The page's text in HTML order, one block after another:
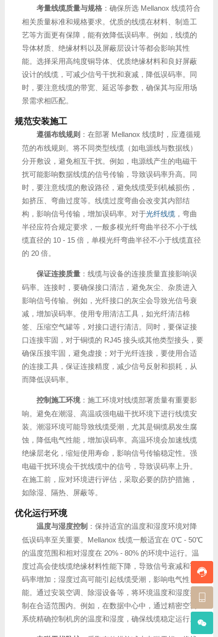
考量线缆质量与规格 ：确保所选 Mellanox 线缆符合
相关质量标准和规格要求。优质的线缆在材料、制造工
艺等方面更有保障，能有效降低误码率。例如，线缆的
导体材质、绝缘材料以及屏蔽层设计等都会影响其性
能。选择采用高纯度铜导体、优质绝缘材料和良好屏蔽
设计的线缆，可减少信号干扰和衰减，降低误码率。同
时，要注意线缆的带宽、延迟等参数，确保其与应用场
景需求相匹配。
规范安装施工
遵循布线规则 ：在部署 Mellanox 线缆时，应遵循规
范的布线规则。将不同类型线缆（如电源线与数据线）
分开敷设，避免相互干扰。例如，电源线产生的电磁干
扰可能影响数据线缆的信号传输，导致误码率升高。同
时，要注意线缆的敷设路径，避免线缆受到机械损伤，
如挤压、弯曲过度等。线缆过度弯曲会改变其内部结
构，影响信号传输，增加误码率。对于光纤线缆 ，弯曲
半径应符合规定要求，一般多模光纤弯曲半径不小于线
缆直径的 10 - 15 倍，单模光纤弯曲半径不小于线缆直径
的 20 倍。
保证连接质量 ：线缆与设备的连接质量直接影响误
码率。连接时，要确保接口清洁，避免灰尘、杂质进入
影响信号传输。例如，光纤接口的灰尘会导致光信号衰
减，增加误码率。使用专用清洁工具，如光纤清洁棉
签、压缩空气罐等，对接口进行清洁。同时，要保证接
口连接牢固，对于铜缆的 RJ45 接头或其他类型接头，要
确保压接牢固，避免虚接；对于光纤连接，要使用合适
的连接工具，保证连接精度，减少信号反射和损耗，从
而降低误码率。
控制施工环境：施工环境对线缆部署质量有重要影
响。避免在潮湿、高温或强电磁干扰环境下进行线缆安
装。潮湿环境可能导致线缆受潮，尤其是铜缆易发生腐
蚀，降低电气性能，增加误码率。高温环境会加速线缆
绝缘层老化，缩短使用寿命，影响信号传输稳定性。强
电磁干扰环境会干扰线缆中的信号，导致误码率上升。
在施工前，应对环境进行评估，采取必要的防护措施，
如除湿、隔热、屏蔽等。
优化运行环境
温度与湿度控制 ：保持适宜的温度和湿度环境对降
低误码率至关重要。Mellanox 线缆一般适宜在 0℃ - 50℃
的温度范围和相对湿度在 20% - 80% 的环境中运行。温
度过高会使线缆绝缘材料性能下降，导致信号衰减和误
码率增加；湿度过高可能引起线缆受潮，影响电气性
能。通过安装空调、除湿设备等，将环境温度和湿度控
制在合适范围内。例如，在数据中心中，通过精密空调
系统精确控制机房的温度和湿度，确保线缆稳定运行。